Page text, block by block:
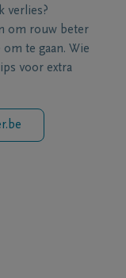
verlies?
om rouw beter
te gaan. Wie
voor extra